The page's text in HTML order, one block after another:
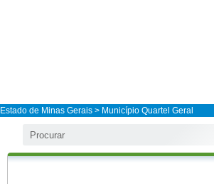
Estado de Minas Gerais > Município Quartel Geral